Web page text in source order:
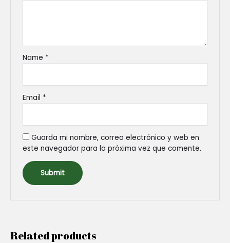
Name *
Email *
Guarda mi nombre, correo electrónico y web en
este navegador para la próxima vez que comente.
Related products